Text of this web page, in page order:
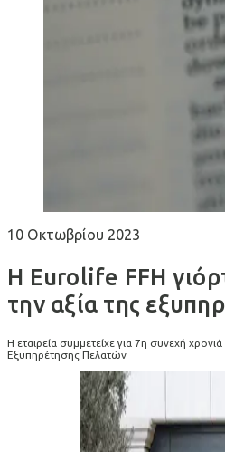
10 Οκτωβρίου 2023
Η Eurolife FFH
την αξία της
Η εταιρεία συμμετείχε για 7η συνεχή
Εξυπηρέτησης Πελατών